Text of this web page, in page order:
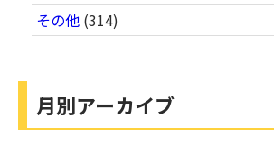
その他 (314)
月別アーカイブ